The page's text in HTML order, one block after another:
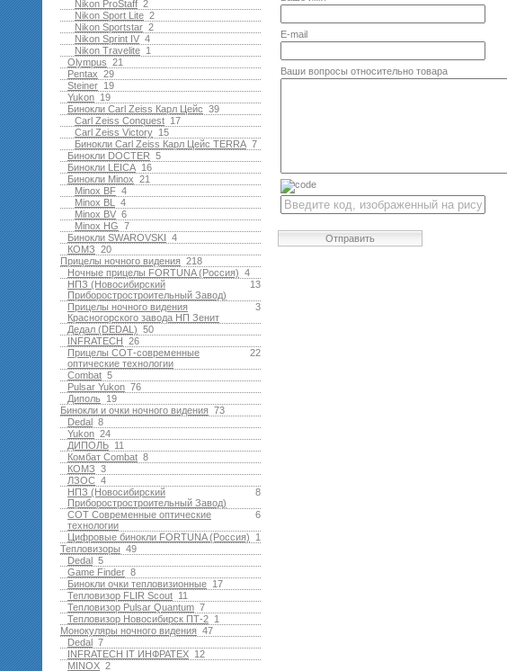
2
Nikon ProStaff
2
Nikon Sport Lite
2
Nikon Sportstar
4
Nikon Sprint IV
1
Nikon Travelite
21
Olympus
29
Pentax
19
Steiner
19
Yukon
39
Бинокли Carl Zeiss Карл Цейс
17
Carl Zeiss Conquest
15
Carl Zeiss Victory
7
Бинокли Carl Zeiss Карл Цейс TERRA
5
Бинокли DOCTER
16
Бинокли LEICA
21
Бинокли Minox
4
Minox BF
4
Minox BL
6
Minox BV
7
Minox HG
4
Бинокли SWAROVSKI
20
КОМЗ
218
Прицелы ночного видения
4
Ночные прицелы FORTUNA (Россия)
13
НПЗ (Новосибирский
Приборостростроительный Завод)
3
Прицелы ночного видения
Красногорского завода НП Зенит
50
Дедал (DEDAL)
26
INFRATECH
22
Прицелы СОТ-современные
оптические технологии
5
Combat
76
Pulsar Yukon
19
Диполь
73
Бинокли и очки ночного видения
8
Dedal
24
Yukon
11
ДИПОЛЬ
8
Комбат Combat
3
КОМЗ
4
ЛЗОС
8
НПЗ (Новосибирский
Приборостростроительный Завод)
6
СОТ Современные оптические
технологии
1
Цифровые бинокли FORTUNA (Россия)
49
Тепловизоры
5
Dedal
8
Game Finder
17
Бинокли очки тепловизионные
11
Тепловизор FLIR Scout
7
Тепловизор Pulsar Quantum
1
Тепловизор Новосибирск ПТ-2
47
Монокуляры ночного видения
7
Dedal
12
INFRATECH IT ИНФРАТЕХ
2
MINOX
E-mail
Ваши вопросы относительно товара
Отправить